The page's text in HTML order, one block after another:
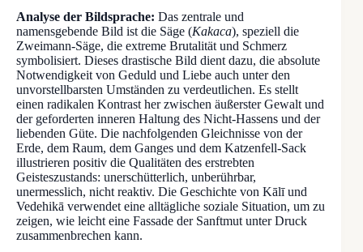
Analyse der Bildsprache: Das zentrale und
namensgebende Bild ist die Säge (Kakaca), speziell die
Zweimann-Säge, die extreme Brutalität und Schmerz
symbolisiert. Dieses drastische Bild dient dazu, die absolute
Notwendigkeit von Geduld und Liebe auch unter den
unvorstellbarsten Umständen zu verdeutlichen. Es stellt
einen radikalen Kontrast her zwischen äußerster Gewalt und
der geforderten inneren Haltung des Nicht-Hassens und der
liebenden Güte. Die nachfolgenden Gleichnisse von der
Erde, dem Raum, dem Ganges und dem Katzenfell-Sack
illustrieren positiv die Qualitäten des erstrebten
Geisteszustands: unerschütterlich, unberührbar,
unermesslich, nicht reaktiv. Die Geschichte von Kālī und
Vedehikā verwendet eine alltägliche soziale Situation, um zu
zeigen, wie leicht eine Fassade der Sanftmut unter Druck
zusammenbrechen kann.